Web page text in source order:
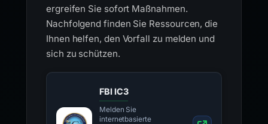
ergreifen Sie sofort Maßnahmen.
Nachfolgend finden Sie Ressourcen, die
Ihnen helfen, den Vorfall zu melden und
sich zu schützen.
FBI IC3
Melden Sie
internetbasierte